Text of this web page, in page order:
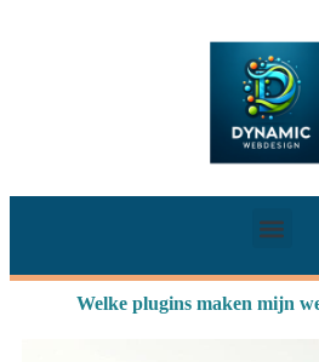
Welke plugins maken mijn